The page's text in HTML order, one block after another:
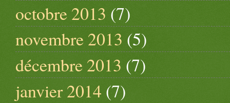
octobre 2013 (7)
novembre 2013 (5)
décembre 2013 (7)
janvier 2014 (7)